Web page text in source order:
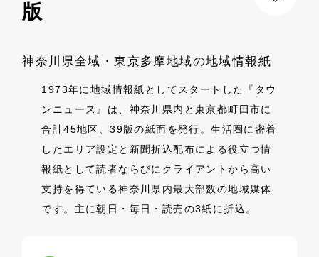
版
神奈川県全域・東京多摩地域の地域情報紙
1973年に地域情報紙としてスタートした『タウ
ンニュース』は、神奈川県内と東京都町田市に
合計45地区、39版の紙面を発行。生活圏に密着
したエリア設定と新聞折込配布による役立つ情
報紙として読者ならびにクライアントから高い
支持を得ている神奈川県内最大部数の地域媒体
です。主に朝日・毎日・読売の3紙に折込。